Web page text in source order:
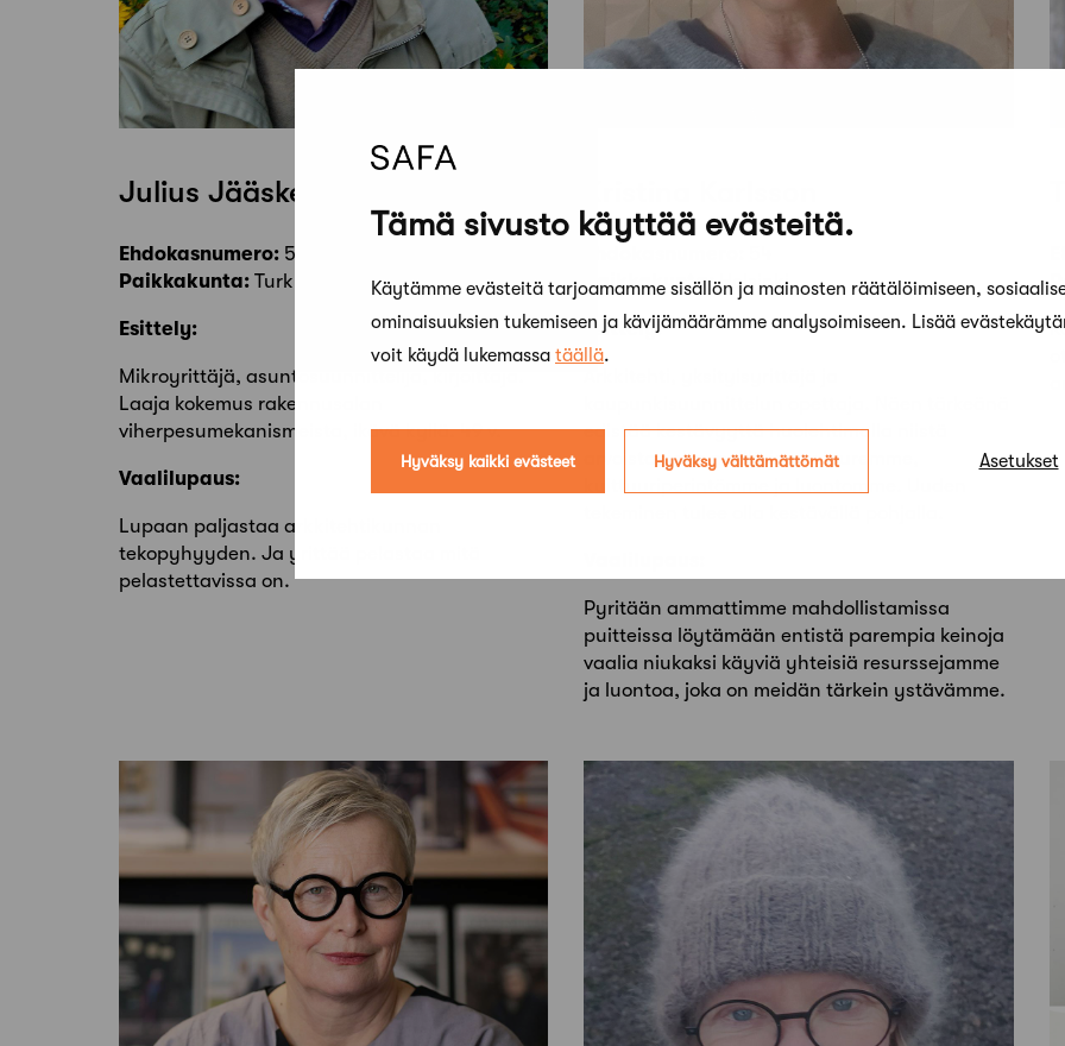
Tämä sivusto käyttää evästeitä.
Käytämme evästeitä tarjoamamme sisällön ja mainosten räätälöimiseen,
ominaisuuksien tukemiseen ja kävijämäärämme analysoimiseen. Lisää
voit käydä lukemassa täällä.
Hyväksy kaikki evästeet Hyväksy välttämättömät Asetukset
Julius Jääskeläinen
Ehdokasnumero: 53
Paikkakunta: Turku
Esittely:
Mikroyrittäjä, asuntosuunnittelija, kirjoittaja.
Laaja kokemus rakennusalan
viherpesumekanismeista, ikävä kyllä. 49 v.
Vaalilupaus:
Lupaan paljastaa arkkitehtikunnan
tekopyhyyden. Ja yrittää pelastaa mitä
pelastettavissa on.
Paikkakunta:Helsinki
Esittely:
edistää kestävyyttä huolehtimalla niistä
arvoista, joita meillä jo on; juuremme,
Pyritään ammattimme mahdollistamissa
puitteissa löytämään entistä parempia keinoja
vaalia niukaksi käyviä yhteisiä resurssejamme
ja luontoa, joka on meidän tärkein ystävämme.